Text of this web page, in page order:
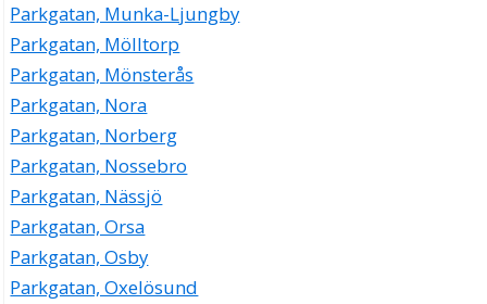
Parkgatan, Munka-Ljungby
Parkgatan, Mölltorp
Parkgatan, Mönsterås
Parkgatan, Nora
Parkgatan, Norberg
Parkgatan, Nossebro
Parkgatan, Nässjö
Parkgatan, Orsa
Parkgatan, Osby
Parkgatan, Oxelösund